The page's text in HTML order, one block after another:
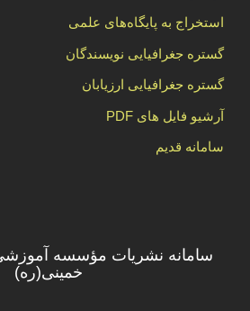
استخراج به پایگاه‌های علمی
گستره جغرافیایی نویسندگان
گستره جغرافیایی ارزیابان
آرشیو فایل های PDF
سامانه قدیم
سامانه نشریات مؤسسه
خمینی(ره)